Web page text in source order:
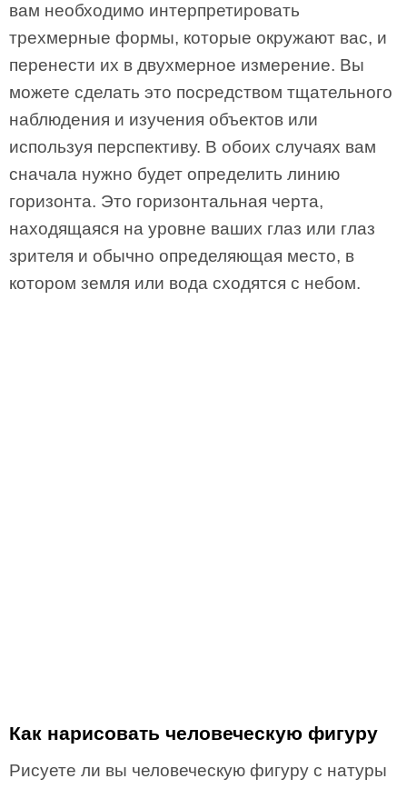
вам необходимо интерпретировать
трехмерные формы, которые окружают вас, и
перенести их в двухмерное измерение. Вы
можете сделать это посредством тщательного
наблюдения и изучения объектов или
используя перспективу. В обоих случаях вам
сначала нужно будет определить линию
горизонта. Это горизонтальная черта,
находящаяся на уровне ваших глаз или глаз
зрителя и обычно определяющая место, в
котором земля или вода сходятся с небом.
Как нарисовать человеческую фигуру
Рисуете ли вы человеческую фигуру с натуры